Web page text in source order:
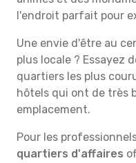
l'endroit parfait pour
Une envie d'être au
plus locale ? Essayez
quartiers les plus
hôtels qui ont de très
emplacement.
Pour les
quartiers d'affaires